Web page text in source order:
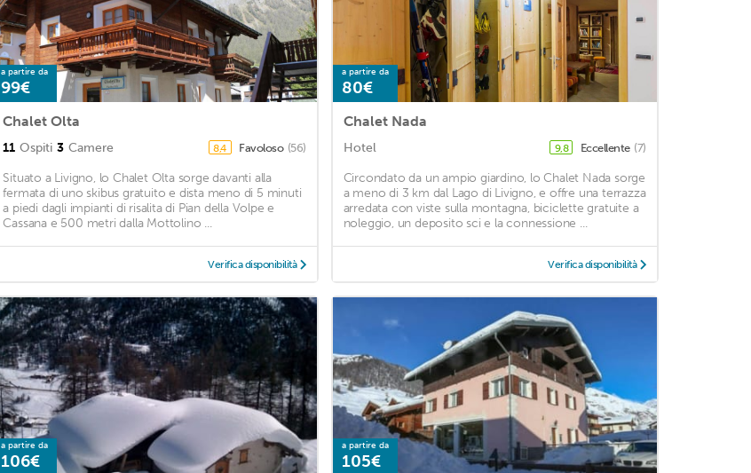
a partire da
99€
Chalet Olta
11 Ospiti 3 Camere 8,4 Favoloso (56)
Situato a Livigno, lo Chalet Olta sorge davanti alla
fermata di uno skibus gratuito e dista meno di 5 minuti
a piedi dagli impianti di risalita di Pian della Volpe e
Cassana e 500 metri dalla Mottolino ...
Verifica disponibilità
a partire da
80€
Chalet Nada
Hotel 9,8 Eccellente (7)
Circondato da un ampio giardino, lo Chalet Nada sorge
a meno di 3 km dal Lago di Livigno, e offre una terrazza
arredata con viste sulla montagna, biciclette gratuite a
noleggio, un deposito sci e la connessione ...
Verifica disponibilità
a partire da
106€
a partire da
105€